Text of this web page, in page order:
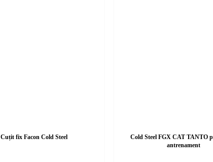
Cuțit fix Facon Cold Steel
Cold Steel FGX CAT TANTO
antrenament